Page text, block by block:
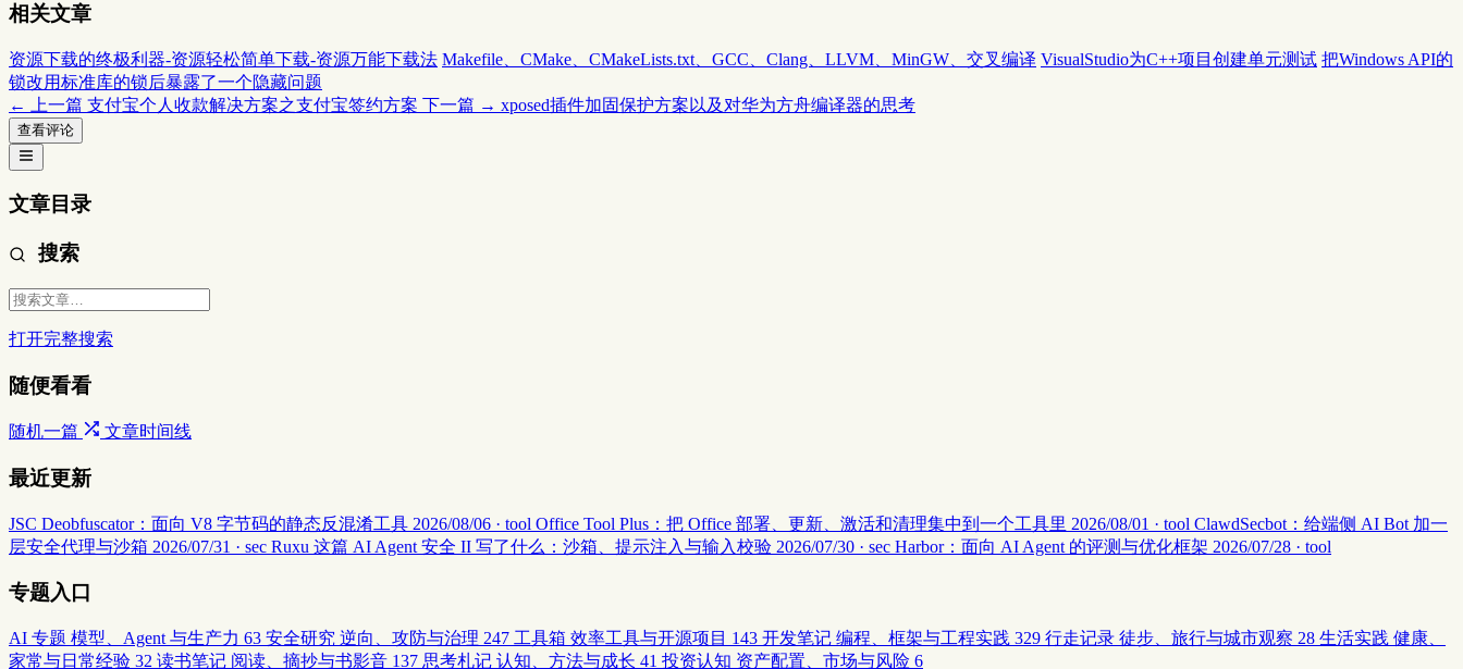
相关文章
资源下载的终极利器-资源轻松简单下载-资源万能下载法 Makefile、CMake、CMakeLists.txt、GCC、Clang、LLVM、MinGW、交叉编译 VisualStudio为C++项目创建单元测试 把Windows API的
锁改用标准库的锁后暴露了一个隐藏问题
← 上一篇 支付宝个人收款解决方案之支付宝签约方案 下一篇 → xposed插件加固保护方案以及对华为方舟编译器的思考
查看评论
文章目录
搜索
打开完整搜索
随便看看
随机一篇 文章时间线
最近更新
JSC Deobfuscator：面向 V8 字节码的静态反混淆工具 2026/08/06 · tool Office Tool Plus：把 Office 部署、更新、激活和清理集中到一个工具里 2026/08/01 · tool ClawdSecbot：给端侧 AI Bot 加一
层安全代理与沙箱 2026/07/31 · sec Ruxu 这篇 AI Agent 安全 II 写了什么：沙箱、提示注入与输入校验 2026/07/30 · sec Harbor：面向 AI Agent 的评测与优化框架 2026/07/28 · tool
专题入口
AI 专题 模型、Agent 与生产力 63 安全研究 逆向、攻防与治理 247 工具箱 效率工具与开源项目 143 开发笔记 编程、框架与工程实践 329 行走记录 徒步、旅行与城市观察 28 生活实践 健康、
家常与日常经验 32 读书笔记 阅读、摘抄与书影音 137 思考札记 认知、方法与成长 41 投资认知 资产配置、市场与风险 6